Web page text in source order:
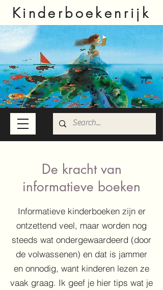
Kinderboekenrijk
De kracht van
informatieve boeken
Informatieve kinderboeken zijn er
ontzettend veel, maar worden nog
steeds wat ondergewaardeerd (door
de volwassenen) en dat is jammer
en onnodig, want kinderen lezen ze
vaak graag. Ik geef je hier tips wat je